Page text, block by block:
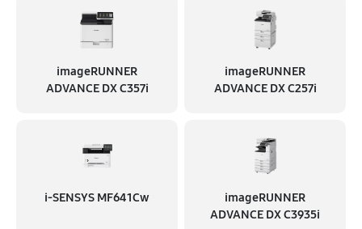
imageRUNNER
ADVANCE DX C357i
imageRUNNER
ADVANCE DX C257i
i‑SENSYS MF641Cw
imageRUNNER
ADVANCE DX C3935i